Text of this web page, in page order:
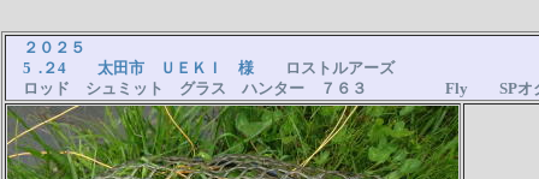
２０２５
5 .２4 太田市 ＵＥＫＩ 様
ロストルアーズ
ロッド シュミット グラス ハンター ７６３ Fly SPオ